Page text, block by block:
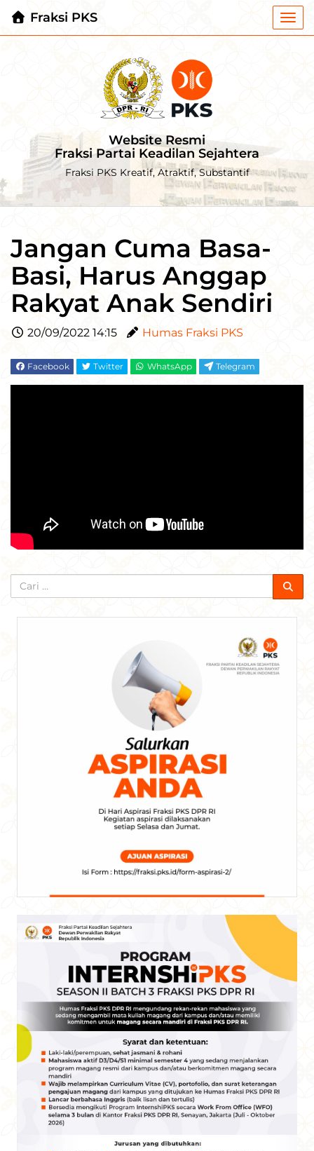
Fraksi PKS
Website Resmi
Fraksi Partai Keadilan Sejahtera
Fraksi PKS Kreatif, Atraktif, Substantif
Jangan Cuma Basa-
Basi, Harus Anggap
Rakyat Anak Sendiri
20/09/2022 14:15 Humas Fraksi PKS
Facebook Twitter WhatsApp Telegram